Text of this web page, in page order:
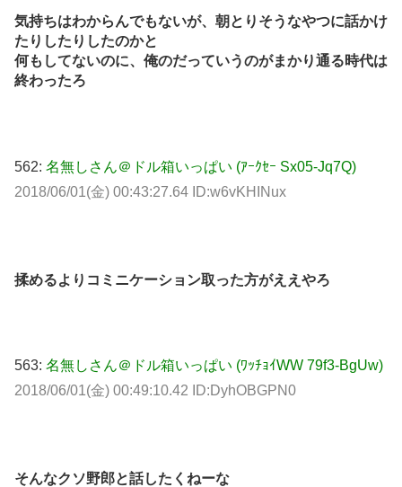
気持ちはわからんでもないが、朝とりそうなやつに話かけ
たりしたりしたのかと
何もしてないのに、俺のだっていうのがまかり通る時代は
終わったろ
562: 名無しさん＠ドル箱いっぱい (ｱｰｸｾｰ Sx05-Jq7Q)
2018/06/01(金) 00:43:27.64 ID:w6vKHINux
揉めるよりコミニケーション取った方がええやろ
563: 名無しさん＠ドル箱いっぱい (ﾜｯﾁｮｲWW 79f3-BgUw)
2018/06/01(金) 00:49:10.42 ID:DyhOBGPN0
そんなクソ野郎と話したくねーな